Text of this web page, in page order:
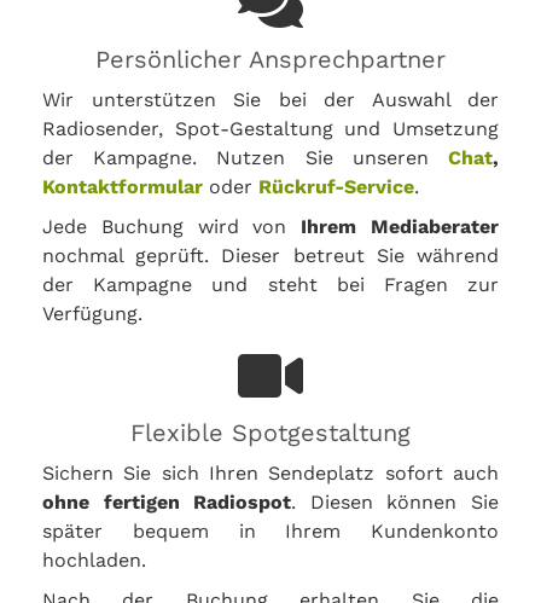
Persönlicher Ansprechpartner
Wir unterstützen Sie bei der Auswahl der
Radiosender, Spot-Gestaltung und Umsetzung
der Kampagne. Nutzen Sie unseren Chat,
Kontaktformular oder Rückruf-Service.
Jede Buchung wird von Ihrem Mediaberater
nochmal geprüft. Dieser betreut Sie während
der Kampagne und steht bei Fragen zur
Verfügung.
Flexible Spotgestaltung
Sichern Sie sich Ihren Sendeplatz sofort auch
ohne fertigen Radiospot. Diesen können Sie
später bequem in Ihrem Kundenkonto
hochladen.